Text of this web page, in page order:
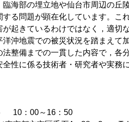
海部の埋立地や仙台市周辺の丘
る問題が顕在化しています。こ
起きているわけではなく，適切
沖地震での被災状況を踏まえて
整備までの一貫した内容で，各
性に係る技術者・研究者や実務
10：00～16：50